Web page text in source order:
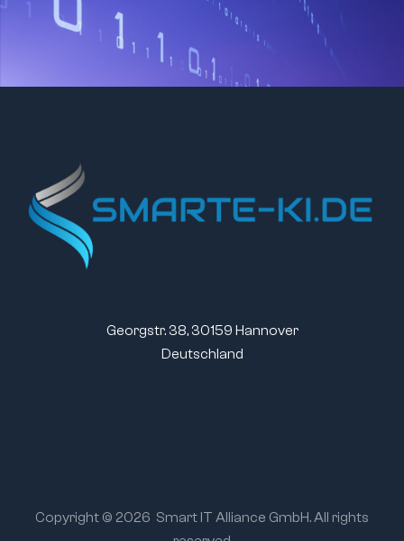
Georgstr. 38, 30159 Hannover
Deutschland
Copyright © 2026 Smart IT Alliance GmbH. All rights